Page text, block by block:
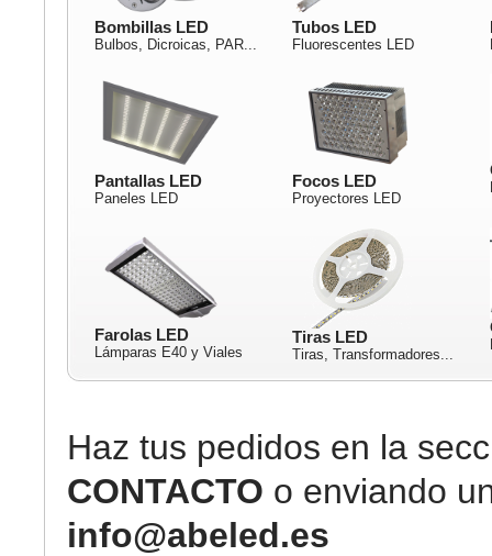
Bombillas LED
Bulbos, Dicroicas, PAR...
Tubos LED
Fluorescentes LED
Pantallas LED
Paneles LED
Focos LED
Proyectores LED
Farolas LED
Lámparas E40 y Viales
Tiras LED
Tiras, Transformadores...
Haz tus pedidos en la
CONTACTO o enviando
info@abeled.es